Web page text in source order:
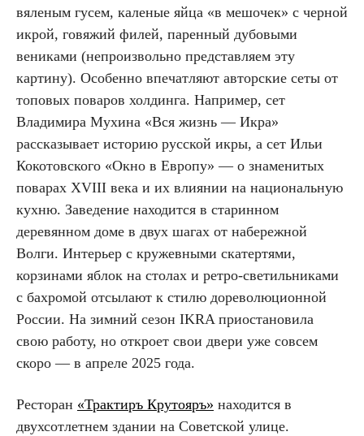
вяленым гусем, каленые яйца «в мешочек» с черной
икрой, говяжий филей, паренный дубовыми
вениками (непроизвольно представляем эту
картину). Особенно впечатляют авторские сеты от
топовых поваров холдинга. Например, сет
Владимира Мухина «Вся жизнь — Икра»
рассказывает историю русской икры, а сет Ильи
Кокотовского «Окно в Европу» — о знаменитых
поварах XVIII века и их влиянии на национальную
кухню. Заведение находится в старинном
деревянном доме в двух шагах от набережной
Волги. Интерьер с кружевными скатертями,
корзинами яблок на столах и ретро-светильниками
с бахромой отсылают к стилю дореволюционной
России. На зимний сезон IKRA приостановила
свою работу, но откроет свои двери уже совсем
скоро — в апреле 2025 года.
Ресторан «Трактиръ Крутояръ» находится в
двухсотлетнем здании на Советской улице.